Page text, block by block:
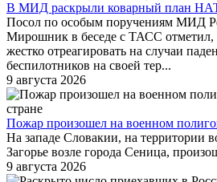
В МИД раскрыли коварный план
Посол по особым поручениям МИД
Мирошник в беседе с ТАСС
жестко отреагировать на случаи
беспилотников на своей тер...
9 августа 2026
Пожар произошел на военном
На западе Словакии, на территории
Загорье возле города Сеница,
9 августа 2026